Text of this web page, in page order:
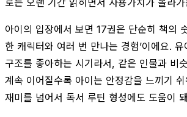
아이의 입장에서 보면 17권은 단순히 책의
한 캐릭터와 여러 번 만나는 경험’이에요.
구조를 좋아하는 시기라서, 같은 인물과 비
계속 이어질수록 아이는 안정감을 느끼기
재미를 넘어서 독서 루틴 형성에도 도움이